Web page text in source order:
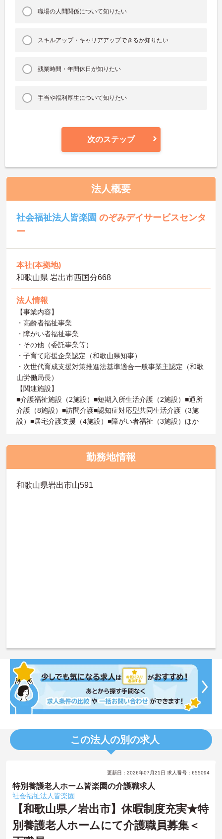
職場の人間関係について知りたい
スキルアップ・キャリアアップできるか知りたい
残業時間・年間休日が知りたい
手当や福利厚生について知りたい
次のステップ
法人概要
社会福祉法人皆楽園のぞみデイサービスセンタ
ー
本社(本拠地)
和歌山県 岩出市西国分668
法人情報
【事業内容】
・高齢者福祉事業
・障がい者福祉事業
・その他（委託事業等）
・子育て応援企業認定（和歌山県知事）
・次世代育成支援対策推進法基準適合一般事業主認定（和歌
山労働局長）
【関連施設】
■介護福祉施設（2施設）■短期入所生活介護（2施設）■通所
介護（8施設）■訪問介護■認知症対応型共同生活介護（3施
設）■居宅介護支援（4施設）■障がい者福祉（3施設）ほか
勤務地情報
和歌山県岩出市山591
この法人の別の求人
更新日：2026年07月21日 求人番号：655094
特別養護老人ホーム皆楽園の介護職求人
社会福祉法人皆楽園
【和歌山県／岩出市】休暇制度充実★特
別養護老人ホームにて介護職員募集＜